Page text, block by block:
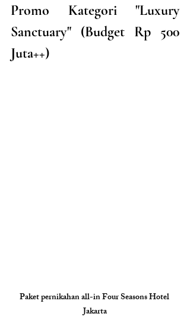
Promo Kategori "Luxury
Sanctuary" (Budget Rp 500
Juta++)
Paket pernikahan all-in Four Seasons Hotel
Jakarta